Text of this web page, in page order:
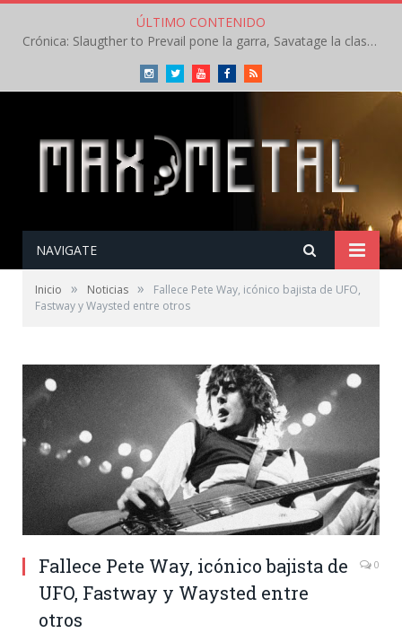
ÚLTIMO CONTENIDO
Crónica: Slaugther to Prevail pone la garra, Savatage la clase en la apertura del Leyendas del Rock – Miércoles – Agosto 2026
InstagramTwitterYoutubeFacebookRSS
NAVIGATE
Inicio » Noticias »
Fallece Pete Way, icónico bajista de UFO,
Fastway y Waysted entre otros
Fallece Pete Way, icónico bajista de
UFO, Fastway y Waysted entre
otros
0